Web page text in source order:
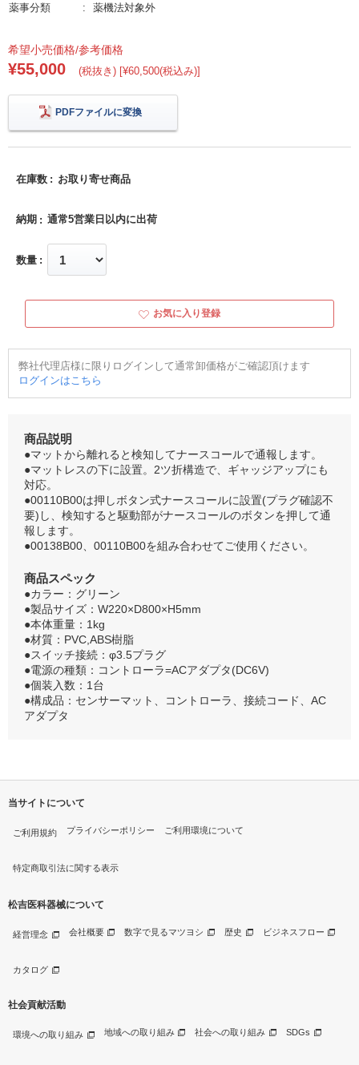
薬事分類
薬機法対象外
希望小売価格/参考価格
¥55,000 (税抜き) [¥60,500(税込み)]
PDFファイルに変換
在庫数 お取り寄せ商品
納期 通常5営業日以内に出荷
数量
お気に入り登録
弊社代理店様に限りログインして通常卸価格がご確認頂けます
ログインはこちら
商品説明
●マットから離れると検知してナースコールで通報します。
●マットレスの下に設置。2ツ折構造で、ギャッジアップにも
対応。
●00110B00は押しボタン式ナースコールに設置(プラグ確認不
要)し、検知すると駆動部がナースコールのボタンを押して通
報します。
●00138B00、00110B00を組み合わせてご使用ください。
商品スペック
●カラー：グリーン
●製品サイズ：W220×D800×H5mm
●本体重量：1kg
●材質：PVC,ABS樹脂
●スイッチ接続：φ3.5プラグ
●電源の種類：コントローラ=ACアダプタ(DC6V)
●個装入数：1台
●構成品：センサーマット、コントローラ、接続コード、AC
アダプタ
当サイトについて
ご利用規約 プライバシーポリシー ご利用環境について
特定商取引法に関する表示
松吉医科器械について
経営理念 会社概要 数字で見るマツヨシ 歴史 ビジネスフロー
カタログ
社会貢献活動
環境への取り組み 地域への取り組み 社会への取り組み SDGs